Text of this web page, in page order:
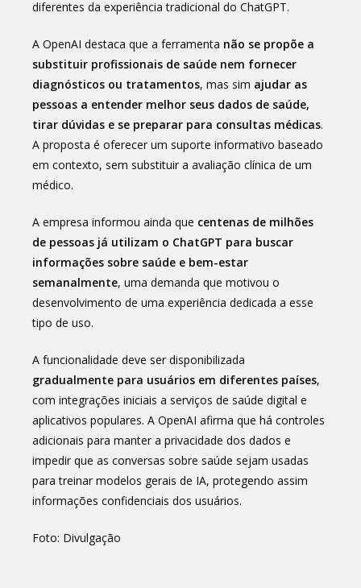
diferentes da experiência tradicional do ChatGPT.
A OpenAI destaca que a ferramenta não se propõe a
substituir profissionais de saúde nem fornecer
diagnósticos ou tratamentos, mas sim ajudar as
pessoas a entender melhor seus dados de saúde,
tirar dúvidas e se preparar para consultas médicas.
A proposta é oferecer um suporte informativo baseado
em contexto, sem substituir a avaliação clínica de um
médico.
A empresa informou ainda que centenas de milhões
de pessoas já utilizam o ChatGPT para buscar
informações sobre saúde e bem-estar
semanalmente, uma demanda que motivou o
desenvolvimento de uma experiência dedicada a esse
tipo de uso.
A funcionalidade deve ser disponibilizada
gradualmente para usuários em diferentes países,
com integrações iniciais a serviços de saúde digital e
aplicativos populares. A OpenAI afirma que há controles
adicionais para manter a privacidade dos dados e
impedir que as conversas sobre saúde sejam usadas
para treinar modelos gerais de IA, protegendo assim
informações confidenciais dos usuários.
Foto: Divulgação